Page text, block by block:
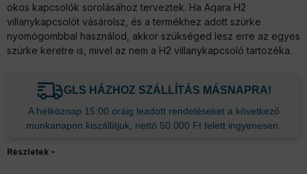
okos kapcsolók sorolásához terveztek. Ha Aqara H2
villanykapcsolót vásárolsz, és a termékhez adott szürke
nyomógombbal használod, akkor szükséged lesz erre az egyes
szürke keretre is, mivel az nem a H2 villanykapcsoló tartozéka.
GLS HÁZHOZ SZÁLLÍTÁS MÁSNAPRA!
A hétköznap 15:00 óráig leadott rendeléseket a következő
munkanapon kiszállítjuk, nettó 50.000 Ft felett ingyenesen.
Részletek